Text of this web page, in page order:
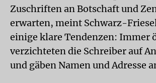
Zuschriften an Botschaft und
erwarten, meint Schwarz-
einige klare Tendenzen: Immer
verzichteten die Schreiber auf
und gäben Namen und Adresse